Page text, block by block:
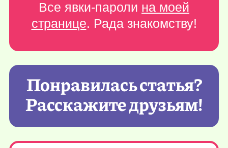
Все явки-пароли на моей
странице. Рада знакомству!
Понравилась статья?
Расскажите друзьям!